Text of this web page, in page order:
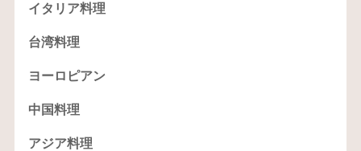
イタリア料理
台湾料理
ヨーロピアン
中国料理
アジア料理